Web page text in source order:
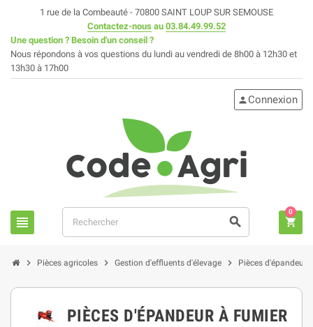
1 rue de la Combeauté - 70800 SAINT LOUP SUR SEMOUSE
Contactez-nous au 03.84.49.99.52
Une question ? Besoin d'un conseil ?
Nous répondons à vos questions du lundi au vendredi de 8h00 à 12h30 et
13h30 à 17h00
view_headline search
person Connexion
shopping_cart
0
chevron_right Pièces agricoles chevron_right Gestion d'effluents d'élevage chevron_right Pièces d'épandeur
PIÈCES D'ÉPANDEUR À FUMIER